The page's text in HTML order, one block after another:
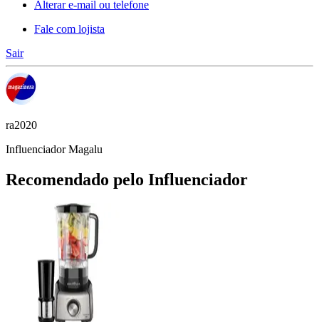
Alterar e-mail ou telefone
Fale com lojista
Sair
ra2020
Influenciador Magalu
Recomendado pelo Influenciador